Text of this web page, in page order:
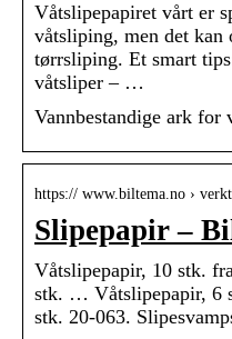
Våtslipepapiret vårt er
våtsliping, men det kan
tørrsliping. Et smart
våtsliper – …
Vannbestandige ark for
https:// www.biltema.no ›
Slipepapir –
Våtslipepapir, 10 stk.
stk. … Våtslipepapir, 6
stk. 20-063.